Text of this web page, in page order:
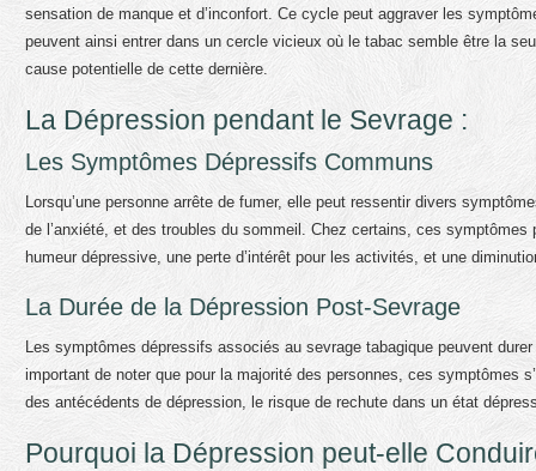
sensation de manque et d’inconfort. Ce cycle peut aggraver les
peuvent ainsi entrer dans un cercle vicieux où le tabac semble être la
cause potentielle de cette dernière.
La Dépression pendant le Sevrage :
Les Symptômes Dépressifs Communs
Lorsqu’une personne arrête de fumer, elle peut ressentir divers
de l’anxiété, et des troubles du sommeil. Chez certains, ces symptômes
humeur dépressive, une perte d’intérêt pour les activités, et une
La Durée de la Dépression Post-Sevrage
Les symptômes dépressifs associés au sevrage tabagique peuvent
important de noter que pour la majorité des personnes, ces symptômes
des antécédents de dépression, le risque de rechute dans un état
Pourquoi la Dépression peut-elle